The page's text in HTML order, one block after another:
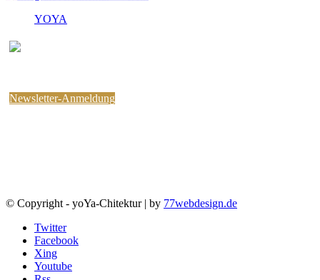
YOYA
Newsletter-Anmeldung
© Copyright - yoYa-Chitektur | by 77webdesign.de
Twitter
Facebook
Xing
Youtube